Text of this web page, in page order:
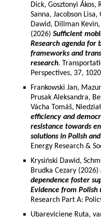
Dick, Gosztonyi Ákos,
Sanna, Jacobson
Dawid, Dillman
(2026) Sufficient
Research agenda
frameworks and
research.
Perspectives, 37,
Frankowski Jan,
Prusak Aleksandra,
Vácha Tomáš,
efficiency and
resistance towards
solutions in Polish
Energy Research &
Krysiński Dawid,
Brudka Cezary (2026)
dependence foster
Evidence from Polish
Research Part A:
Ubareviciene Ruta,